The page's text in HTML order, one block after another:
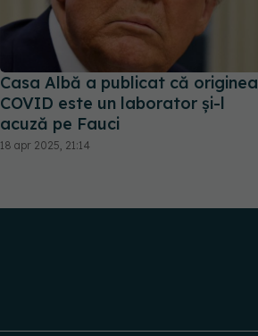
Casa Albă a publicat că originea
COVID este un laborator și-l
acuză pe Fauci
18 apr 2025, 21:14